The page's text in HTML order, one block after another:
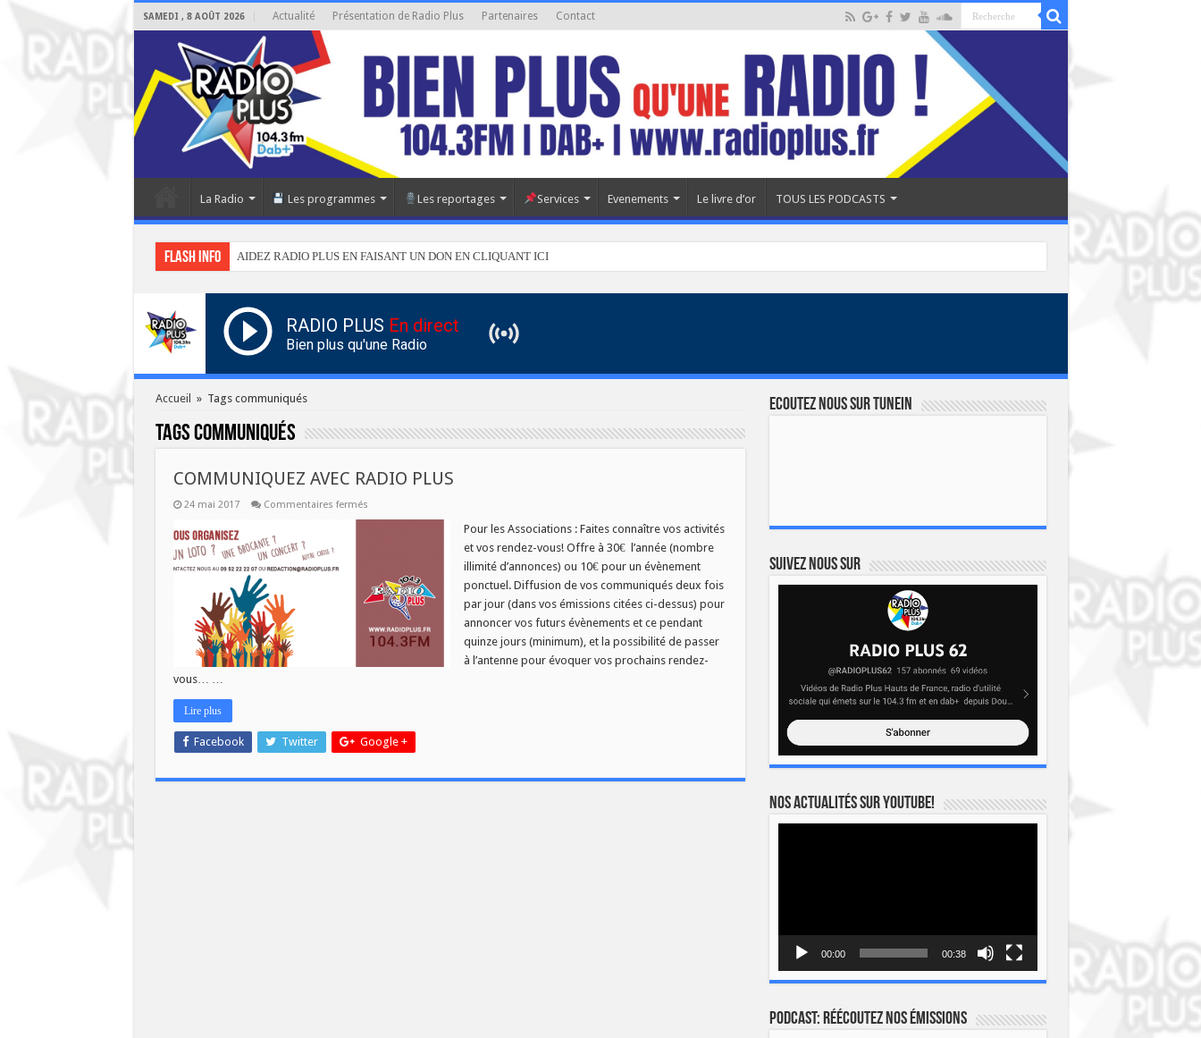
SAMEDI , 8 AOÛT 2026 Actualité Présentation de Radio Plus Partenaires Contact
La Radio Les programmes Les reportages Services Evenements Le livre d’or TOUS LES PODCASTS
Flash info AIDEZ RADIO PLUS EN FAISANT UN DON EN CLIQUANT ICI
RADIO PLUS En direct
Bien plus qu'une Radio
Accueil » Tags communiqués
Tagscommuniqués
COMMUNIQUEZ AVEC RADIO PLUS
24 mai 2017 Commentaires ferméssur
Pour les Associations : Faites connaître vos activités
et vos rendez-vous! Offre à 30€ l’année (nombre
illimité d’annonces) ou 10€ pour un évènement
ponctuel. Diffusion de vos communiqués deux fois
par jour (dans vos émissions citées ci-dessus) pour
annoncer vos futurs évènements et ce pendant
quinze jours (minimum), et la possibilité de passer
à l’antenne pour évoquer vos prochains rendez-
vous… …
Lire plus
Facebook Twitter Google +
Ecoutez nous sur TuneIn
Suivez nous sur
Nos actualités sur YOUTUBE!
00:00 00:38
Podcast: Réécoutez nos émissions